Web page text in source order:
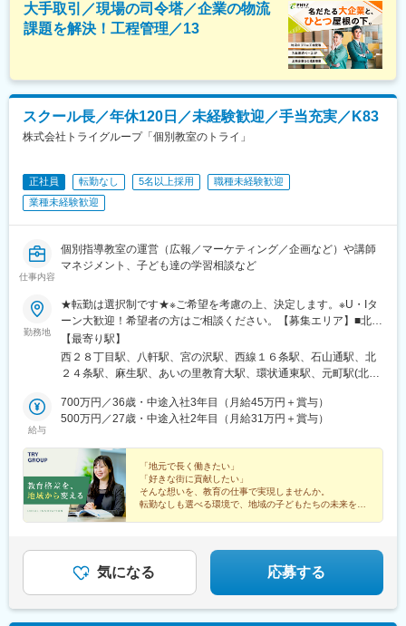
大手取引／現場の司令塔／企業の物流
課題を解決！工程管理／13
スクール長／年休120日／未経験歓迎／手当充実／K83
株式会社トライグループ「個別教室のトライ」
正社員 転勤なし 5名以上採用
職種未経験歓迎
業種未経験歓迎
仕事内容
個別指導教室の運営（広報／マーケティング／企画など）や講師
マネジメント、子ども達の学習相談など
勤務地
★転勤は選択制です★※ご希望を考慮の上、決定します。※U・Iタ
ーン大歓迎！希望者の方はご相談ください。【募集エリア】■北海
道・東北■北海道・青森県・岩手県・宮城県・秋田県・山形県・福
島県■北陸・甲信越■新潟県・富山県・石川県・福井県・山梨県・
長野県■関東■茨城県・栃木県・群馬県■中部■岐阜県・静岡県・愛
根県・岡山県・広島県・山口県■四国■徳島県・香川県・愛媛県・
高知県■九州■福岡県・佐賀県・長崎県・大分県・熊本県・宮崎
の好きな街で働けます】全国どこでも、あなたの好きな街で働け
ます。また、転勤は「希望制」です。「地域限定社員」として、
都道府県をまたぐ転勤がない働き方も選べるため、あなたの理想
のライフスタイルに合った働き方を実現できます。▼勤務地例▼
その他、全国各地に教室があります。詳細は別途お問い合わせく
【最寄り駅】
西２８丁目駅、八軒駅、宮の沢駅、西線１６条駅、石山通駅、北
２４条駅、麻生駅、あいの里教育大駅、環状通東駅、元町駅(北海
丁駅、長町南駅、富沢駅、南仙台駅、古川駅、筒井駅(青森県)、上
盛岡駅、秋田駅、山形駅、郡山駅(福島県)、研究学園駅、土浦駅、
駅、安茂里駅、篠ノ井駅、南松本駅、新潟駅、大町駅(富山県)、野
町駅、小松駅、武生駅、桜橋駅(静岡県)、春日町駅、草薙駅(東海
道本線)、長沼駅(静岡県)、静岡駅、吉原本町駅、富士宮駅、中村
公園駅、本山駅(愛知県)、星ケ丘駅(愛知県)、御器所駅、野並駅、
金山駅(愛知県)、尾張一宮駅、春田駅、上飯田駅、勝川駅、小幡
駅、赤池駅(愛知県)、神沢駅、鳴海駅、南大高駅、有松駅、知立
駅、刈谷駅、太田川駅、前後駅、星川駅(三重県)、鈴鹿市駅、津新
町駅、大垣駅、岐南駅、彦根駅、大和八木駅、大元駅、高島駅(岡
給与
700万円／36歳・中途入社3年目（月給45万円＋賞与）
500万円／27歳・中途入社2年目（月給31万円＋賞与）
「地元で長く働きたい」
「好きな街に貢献したい」
そんな想いを、教育の仕事で実現しませんか。
転勤なしも選べる環境で、地域の子どもたちの未来を支
◆転勤あり・なしが選べる
◆年間休日120日／完全週休2日
気になる 応募する